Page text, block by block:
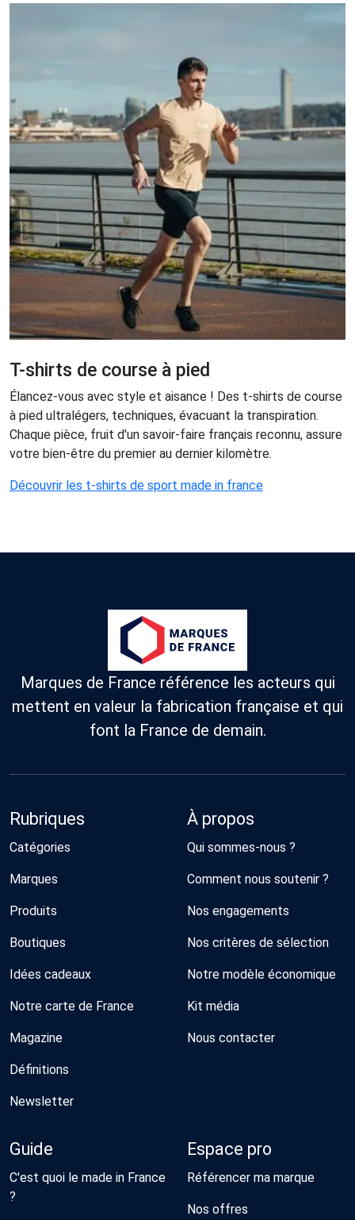
T-shirts de course à pied
Élancez-vous avec style et aisance ! Des t-shirts de course
à pied ultralégers, techniques, évacuant la transpiration.
Chaque pièce, fruit d'un savoir-faire français reconnu, assure
votre bien-être du premier au dernier kilomètre.
Découvrir les t-shirts de sport made in france
Marques de France référence les acteurs qui
mettent en valeur la fabrication française et qui
font la France de demain.
Rubriques
Catégories
Marques
Produits
Boutiques
Idées cadeaux
Notre carte de France
Magazine
Définitions
Newsletter
À propos
Qui sommes-nous ?
Comment nous soutenir ?
Nos engagements
Nos critères de sélection
Notre modèle économique
Kit média
Nous contacter
Guide
C'est quoi le made in France
?
Espace pro
Référencer ma marque
Nos offres